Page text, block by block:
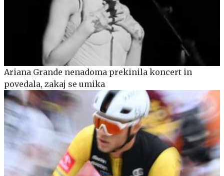
Ariana Grande nenadoma prekinila koncert in
povedala, zakaj se umika